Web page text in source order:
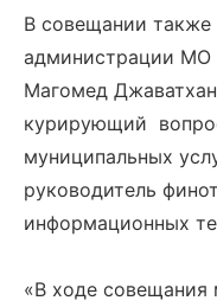
В совещании также
администрации МО
Магомед
курирующий
муниципальных
руководитель
информационных
«В ходе совещания